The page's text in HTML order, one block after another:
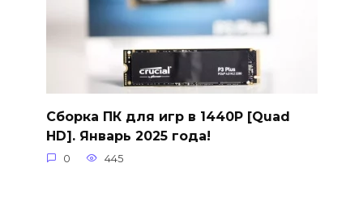
Сборка ПК для игр в 1440P [Quad
HD]. Январь 2025 года!
0 445